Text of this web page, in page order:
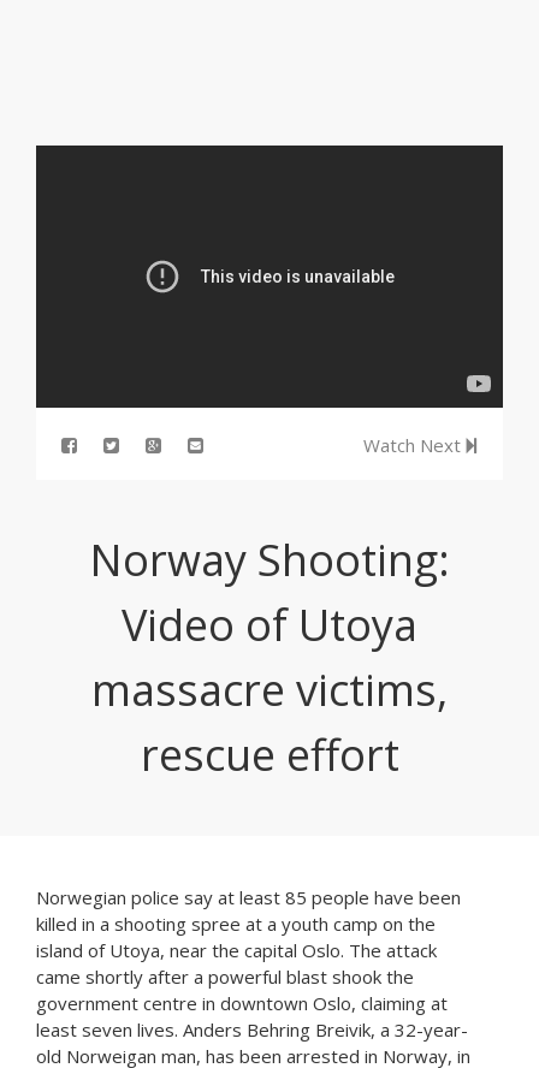
Watch Next
Norway Shooting:
Video of Utoya
massacre victims,
rescue effort
Norwegian police say at least 85 people have been
killed in a shooting spree at a youth camp on the
island of Utoya, near the capital Oslo. The attack
came shortly after a powerful blast shook the
government centre in downtown Oslo, claiming at
least seven lives. Anders Behring Breivik, a 32-year-
old Norweigan man, has been arrested in Norway, in